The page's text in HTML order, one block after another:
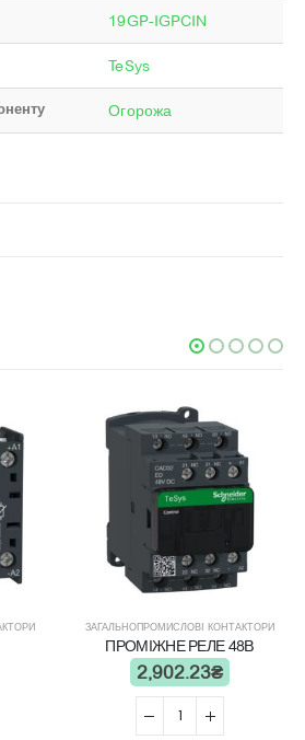
19GP-IGPCIN
TeSys
Огорожа
ЗАГАЛЬНОПРОМИСЛОВІ КОНТАКТОРИ
ПРОМІЖНЕ РЕЛЕ 48B
2,902.23₴